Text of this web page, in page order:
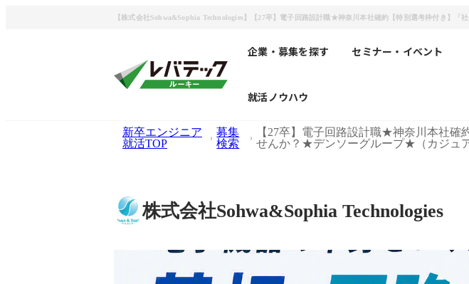
【株式会社Sohwa&Sophia Technologies】【27卒】電子回路設計職★神奈川本社確約【特別選考枠付き】
企業・募集を探す セミナー・イベント
就活ノウハウ
新卒エンジニア
就活TOP
募集
検索
【27卒】電子回路設計職★神奈川本社確
せんか？★デンソーグループ★（カジュ
株式会社Sohwa&Sophia Technologies